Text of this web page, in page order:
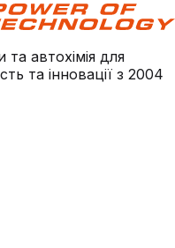
та автохімія для
та інновації з 2004